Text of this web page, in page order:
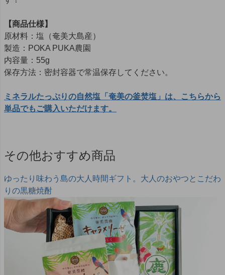
【商品仕様】
原材料：塩（奄美大島産）
製造：POKA PUKA農園
内容量：55g
保存方法：密封容器で常温保存してください。
ミネラルたっぷりの自然塩「奄美の釜焚塩」は、こちらから
単品でもご購入いただけます。
その他おすすめ商品
ゆったり味わう島の大人時間ギフト。大人のおやつとこだわ
りの黒糖焼酎